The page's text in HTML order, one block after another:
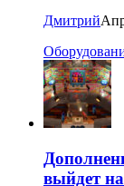
Дмитрий
выйдет